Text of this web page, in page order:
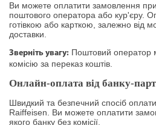
Ви можете оплатити замовлення при
поштового оператора або кур'єру.
готівкою або карткою, залежно від
доставки.
Зверніть увагу: Поштовий оператор
комісію за переказ коштів.
Онлайн-оплата від банку-
Швидкий та безпечний спосіб
Raiffeisen. Ви можете оплатити
якого банку без комісії.